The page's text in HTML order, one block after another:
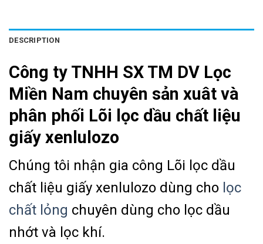
DESCRIPTION
Công ty TNHH SX TM DV Lọc
Miền Nam chuyên sản xuât và
phân phối Lõi lọc dầu chất liệu
giấy xenlulozo
Chúng tôi nhận gia công Lõi lọc dầu
chất liệu giấy xenlulozo dùng cho lọc
chất lỏng chuyên dùng cho lọc dầu
nhớt và lọc khí.